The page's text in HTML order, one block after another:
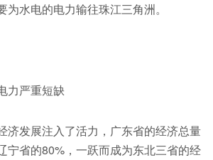
为水电的电力输往珠江三角洲。
力严重短缺
济发展注入了活力，广东省的经济总量
宁省的80%，一跃而成为东北三省的经